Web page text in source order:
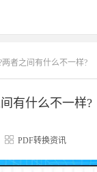
者之间有什么不一样?
有什么不一样?
PDF转换资讯